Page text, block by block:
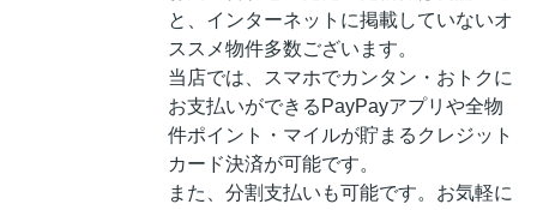
と、インターネットに掲載していないオ
ススメ物件多数ございます。
当店では、スマホでカンタン・おトクに
お支払いができるPayPayアプリや全物
件ポイント・マイルが貯まるクレジット
カード決済が可能です。
また、分割支払いも可能です。お気軽に